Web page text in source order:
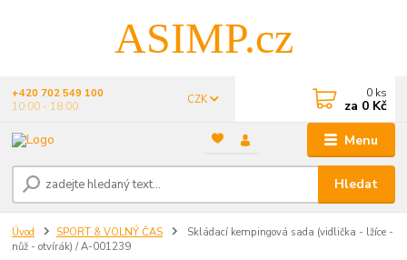
ASIMP.cz
Menu
CZK
Hledat
+420 702 549 100
10:00 - 18:00
0 ks
za 0 Kč
Úvod SPORT & VOLNÝ ČAS
Skládací kempingová sada (vidlička - lžíce -
nůž - otvírák) / A-001239